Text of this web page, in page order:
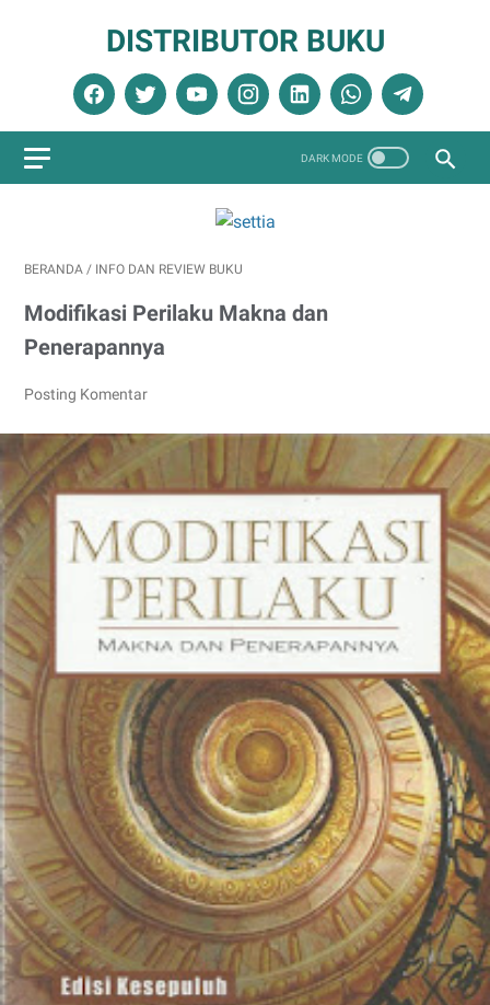
DISTRIBUTOR BUKU
BERANDA / INFO DAN REVIEW BUKU
Modifikasi Perilaku Makna dan
Penerapannya
Posting Komentar